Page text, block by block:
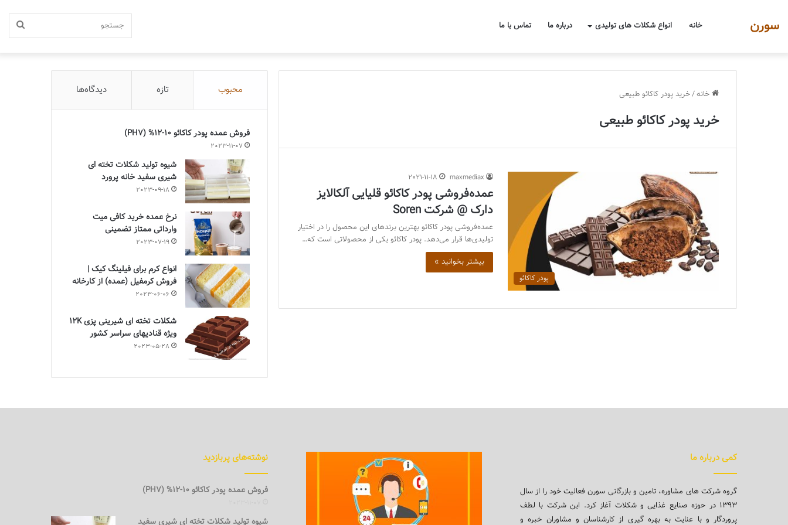
سورن خانه انواع شکلات های تولیدی درباره ما تماس با ما
خانه/خرید پودر کاکائو طبیعی
خرید پودر کاکائو طبیعی
پودر کاکائو
maxmediax
2021-11-18
عمده‌فروشی پودر کاکائو قلیایی آلکالایز
دارک @ شرکت Soren
عمده‌فروشی پودر کاکائو بهترین برندهای این محصول را در اختیار
تولیدی‌ها قرار می‌دهد. پودر کاکائو یکی از محصولاتی است که…
بیشتر بخوانید »
محبوب تازه دیدگاه‌ها
فروش عمده پودر کاکائو 10-12% (PH7)
2023-11-07
شیوه تولید شکلات تخته ای
شیری سفید خانه پرورد
2023-09-18
نرخ عمده خرید کافی میت
وارداتی ممتاز تضمینی
2023-07-19
انواع کرم برای فیلینگ کیک |
فروش کرمفیل (عمده) از کارخانه
2023-06-06
شکلات تخته ای شیرینی پزی 12K
ویژه قنادیهای سراسر کشور
2023-05-28
کمی درباره ما
گروه شرکت های مشاوره، تامین و بازرگانی سورن فعالیت خود را از سال
۱۳۹۳ در حوزه صنایع غذایی و شکلات آغاز کرد. این شرکت با لطف
پروردگار و با عنایت به بهره گیری از کارشناسان و مشاوران خبره و
نوشته‌های پربازدید
فروش عمده پودر کاکائو 10-12% (PH7)
شیوه تولید شکلات تخته ای شیری سفید